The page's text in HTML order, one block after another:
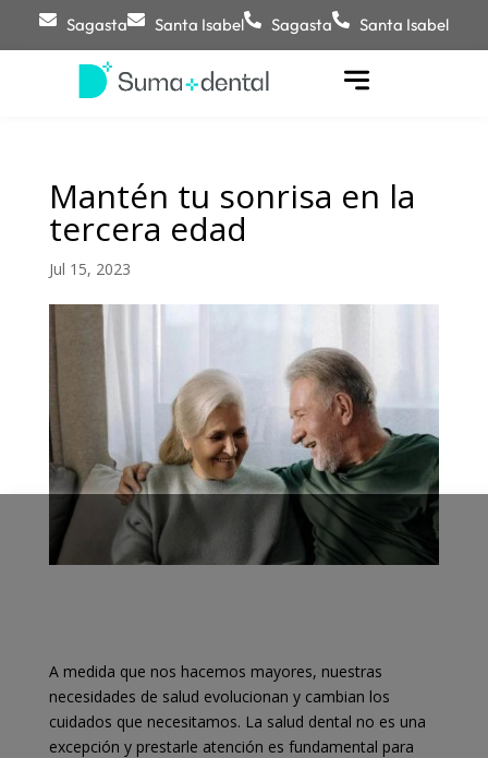
Sagasta Santa Isabel Sagasta Santa Isabel
Mantén tu sonrisa en la
tercera edad
Jul 15, 2023
A medida que nos hacemos mayores, nuestras
necesidades de salud evolucionan y cambian los
cuidados que necesitamos. La salud dental no es una
excepción y prestarle atención es fundamental para